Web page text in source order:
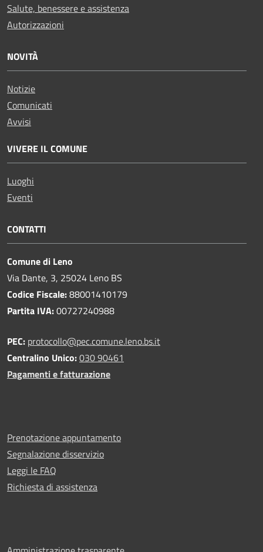
Salute, benessere e assistenza
Autorizzazioni
NOVITÀ
Notizie
Comunicati
Avvisi
VIVERE IL COMUNE
Luoghi
Eventi
CONTATTI
Comune di Leno
Via Dante, 3, 25024 Leno BS
Codice Fiscale:88001410179
Partita IVA:00727240988
PEC: protocollo@pec.comune.leno.bs.it
Centralino Unico:030 90461
Pagamenti e fatturazione
Prenotazione appuntamento
Segnalazione disservizio
Leggi le FAQ
Richiesta di assistenza